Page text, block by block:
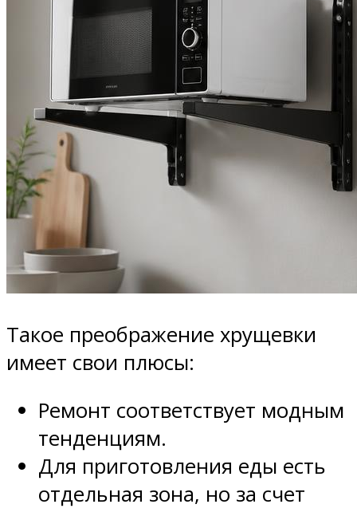
Такое преображение хрущевки
имеет свои плюсы:
Ремонт соответствует модным
тенденциям.
Для приготовления еды есть
отдельная зона, но за счет